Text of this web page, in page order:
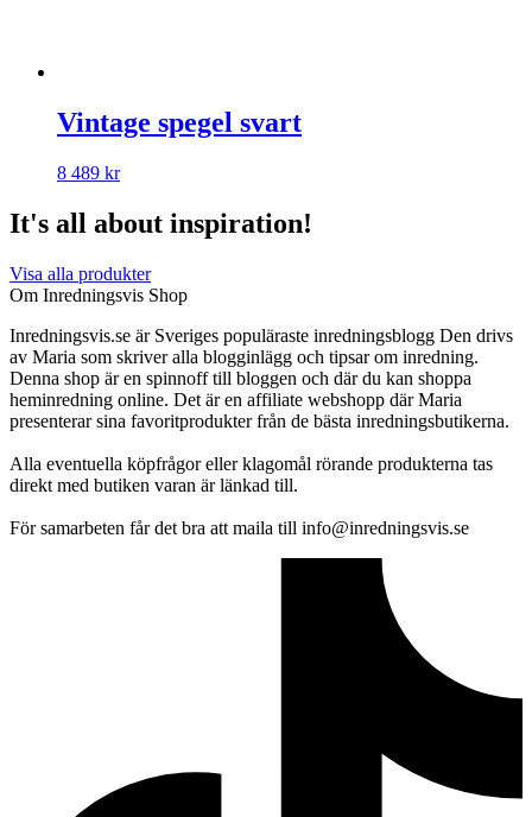
Vintage spegel svart
8 489 kr
It's all about inspiration!
Visa alla produkter
Om Inredningsvis Shop
Inredningsvis.se är Sveriges populäraste inredningsblogg Den drivs
av Maria som skriver alla blogginlägg och tipsar om inredning.
Denna shop är en spinnoff till bloggen och där du kan shoppa
heminredning online. Det är en affiliate webshopp där Maria
presenterar sina favoritprodukter från de bästa inredningsbutikerna.
Alla eventuella köpfrågor eller klagomål rörande produkterna tas
direkt med butiken varan är länkad till.
För samarbeten får det bra att maila till info@inredningsvis.se